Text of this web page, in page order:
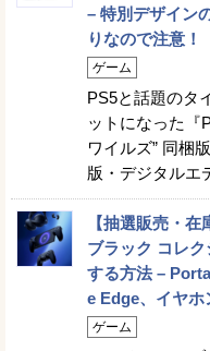
– 特別デザイン
りなので注意！
ゲーム
PS5と話題のタ
ットになった『
ワイルズ” 同梱
版・デジタルエ
【抽選販売・
ブラック コレ
する方法 –
e Edge、イヤホ
ゲーム